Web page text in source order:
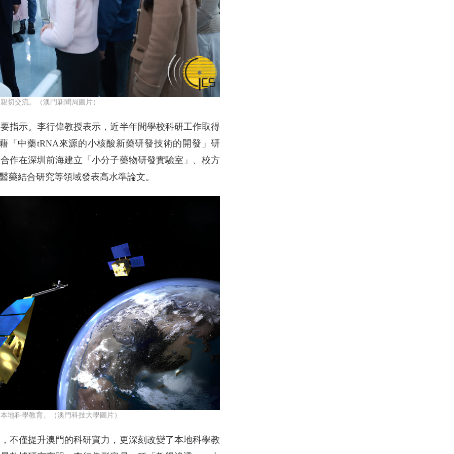
切交流。（澳門新聞局圖片）
指示。李行偉教授表示，近半年間學校科研工作取得
「中藥tRNA來源的小核酸新藥研發技術的開發」研
作在深圳前海建立「小分子藥物研發實驗室」、校方
藥結合研究等領域發表高水準論文。
地科學教育。（澳門科技大學圖片）
不僅提升澳門的科研實力，更深刻改變了本地科學教